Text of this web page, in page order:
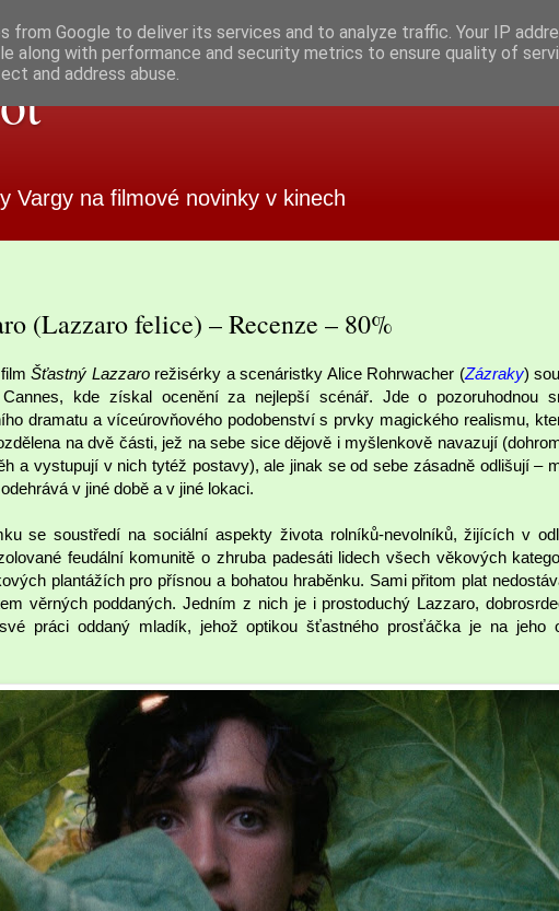
Vargy na filmové novinky v kinech
(Lazzaro felice) – Recenze – 80%
filmŠťastný Lazzarorežisérky a scenáristky Alice Rohrwacher (Zázraky)
kde získal ocenění za nejlepší scénář. Jde o pozoruhodnou
dramatu a víceúrovňového podobenství s prvky magického realismu,
na dvě části, jež na sebe sice dějově i myšlenkově navazují
a vystupují v nich tytéž postavy), ale jinak se od sebe zásadně odlišují –
v jiné době a v jiné lokaci.
se soustředí na sociální aspekty života rolníků-nevolníků, žijících v
feudální komunitě o zhruba padesáti lidech všech věkových
plantážích pro přísnou a bohatou hraběnku. Sami přitom plat
věrných poddaných. Jedním z nich je i prostoduchý Lazzaro,
práci oddaný mladík, jehož optikou šťastného prosťáčka je na jeho
from Google to deliver its services and to analyze traffic. Your IP
along with performance and security metrics to ensure quality of
and address abuse.